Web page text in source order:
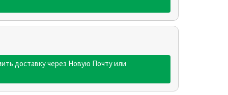
доставку через Новую Почту или